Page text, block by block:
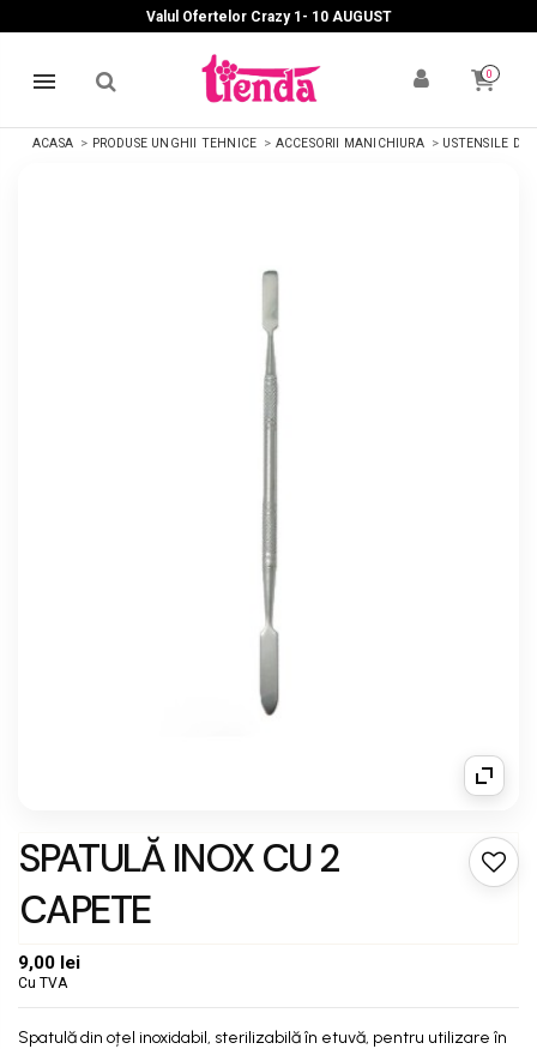
Valul Ofertelor Crazy 1- 10 AUGUST
0
ACASA PRODUSE UNGHII TEHNICE ACCESORII MANICHIURA USTENSILE
SPATULĂ INOX CU 2
CAPETE
9,00 lei
Cu TVA
Spatulă din oțel inoxidabil, sterilizabilă în etuvă, pentru utilizare în